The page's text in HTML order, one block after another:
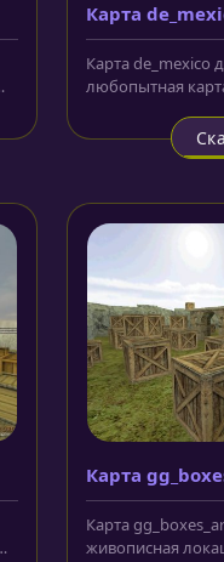
Карта
Карта de_mexico
любопытная
цвета,...
Карта
Карта
живописная